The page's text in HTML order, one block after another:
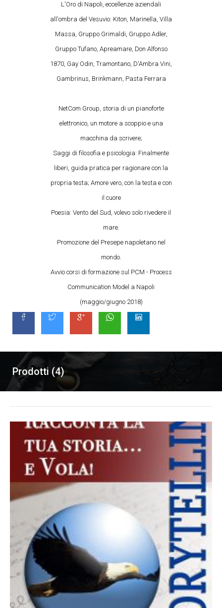
L'Oro di Napoli, eccellenze aziendali
all'ombra del Vesuvio: Kiton, Marinella, Villa
Massa, Gruppo Grimaldi, Gruppo Adler,
Gruppo Tufano, Apreamare, Don Alfonso
1870, Gay Odin, Tramontano, D'Ambra Vini,
Gambrinus, Brinkmann, Pasta Ferrara
NetCom Group, storia di un pianoforte
elettronico, un motore a scoppio e una
macchina da scrivere;
Saggi di filosofia e psicologia: Finalmente
liberi, guida pratica per ragionare con la
propria testa; Amore vero, con la testa e con
il cuore
Poesia: Vento del Sud, volevo solo rivedere il
mare.
Promozione del Presepe napoletano nel
mondo.
Avvio corsi di formazione sul PCM - Process
Communication Model a Napoli
(maggio/giugno 2018)
Prodotti (4)